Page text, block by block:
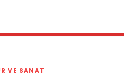
VE SANAT